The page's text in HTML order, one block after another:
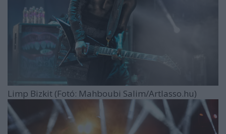
Limp Bizkit (Fotó: Mahboubi Salim/Artlasso.hu)